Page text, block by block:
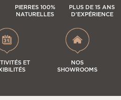
PIERRES 100%
NATURELLES
PLUS DE 15 ANS
D'EXPÉRIENCE
ET
NOS
SHOWROOMS